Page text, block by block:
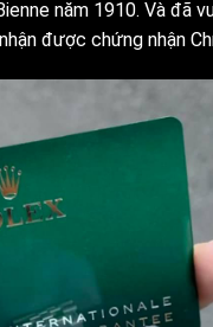
năm 1910. Và đã
được chứng nhận